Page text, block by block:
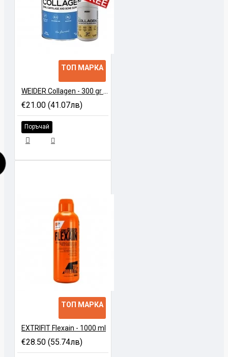
ТОП МАРКА
WEIDER Collagen - 300 gr + Collagen Vanilla - 70 gr
€21.00 (41.07лв)
Поръчай
ТОП МАРКА
EXTRIFIT Flexain - 1000 ml
€28.50 (55.74лв)